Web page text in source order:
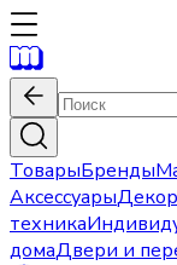
ТоварыБренды
АксессуарыДекор
техника
домаДвери и